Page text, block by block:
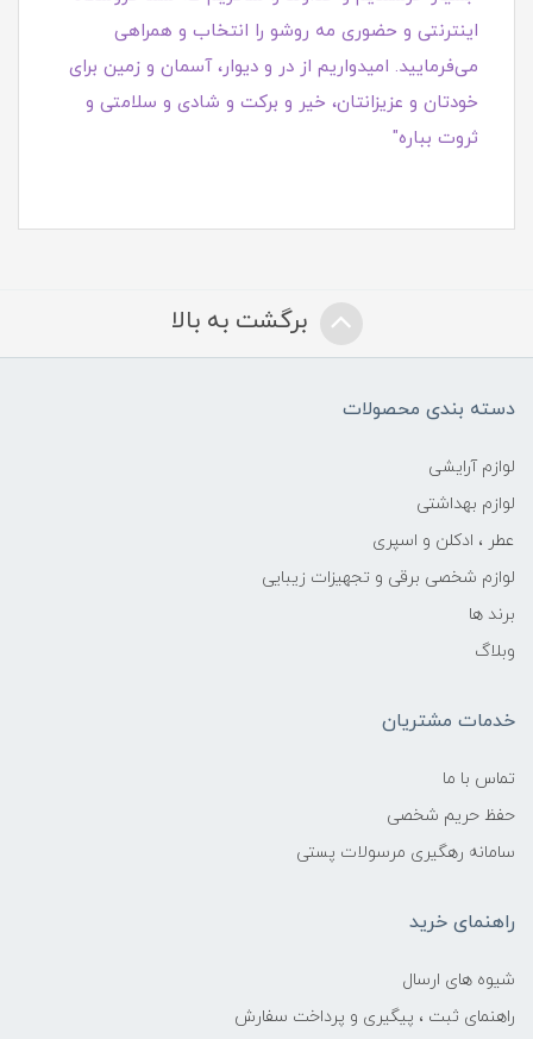
اینترنتی و حضوری مه روشو را انتخاب و همراهی
می‌فرمایید. امیدواریم از در و دیوار، آسمان و زمین برای
خودتان و عزیزانتان، خیر و برکت و شادی و سلامتی و
ثروت بباره"
برگشت به بالا
دسته بندی محصولات
لوازم آرایشی
لوازم بهداشتی
عطر ، ادکلن و اسپری
لوازم شخصی برقی و تجهیزات زیبایی
برند ها
وبلاگ
خدمات مشتریان
تماس با ما
حفظ حریم شخصی
سامانه رهگیری مرسولات پستی
راهنمای خرید
شیوه های ارسال
راهنمای ثبت ، پیگیری و پرداخت سفارش